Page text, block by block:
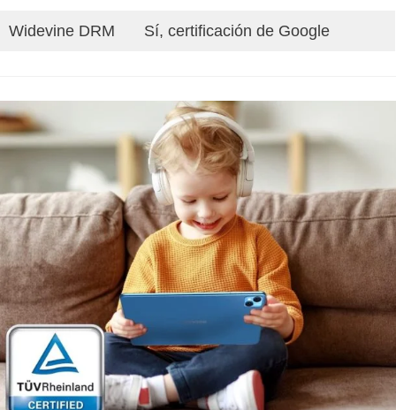
Widevine DRM Sí, certificación de Google